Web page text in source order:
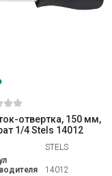
отвертка, 150 мм,
1/4 Stels 14012
STELS
14012